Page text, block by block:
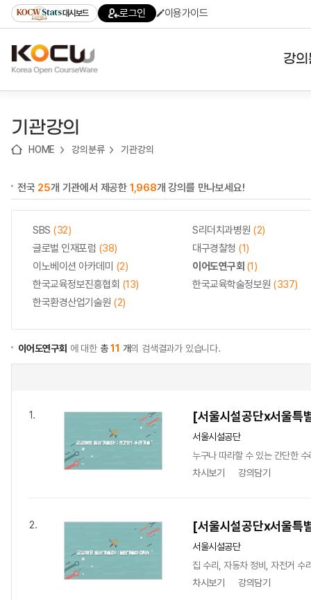
기
기
기
content)
가
대시보드 로그인 이용가이드
강
기관강의
HOME 강의분류 기관강의
전국 25개 기관에서 제공한 1,968개 강의를 만나보세요!
SBS (32) S리더치과병원 (2)
글로벌 인재포럼 (38) 대구경찰청 (1)
이노베이션 아카데미 (2) 이어도연구회 (1)
한국교육정보진흥협회 (13) 한국교육학술정보원 (337)
한국환경산업기술원 (2)
이어도연구회 에 대한총11 개의 검색결과가 있습니다.
1. [서울시설공단x서울특
서울시설공단
누구나 따라할 수 있는 간단한 수
차시보기
강의담기
2. [서울시설공단x서울특
서울시설공단
집 수리, 자동차 정비, 자전거 수
차시보기
강의담기